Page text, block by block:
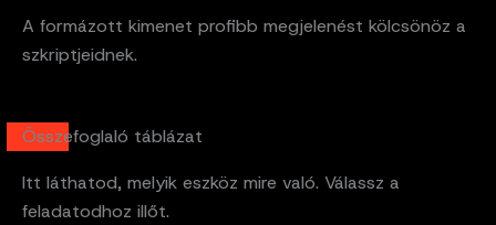
A formázott kimenet profibb megjelenést kölcsönöz a
szkriptjeidnek.
Összefoglaló táblázat
Itt láthatod, melyik eszköz mire való. Válassz a
feladatodhoz illőt.